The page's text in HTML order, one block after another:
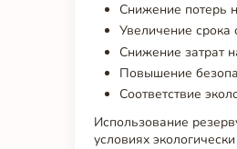
Снижение потерь
Увеличение
Снижение затрат
Повышение
Соответствие
Использование
условиях